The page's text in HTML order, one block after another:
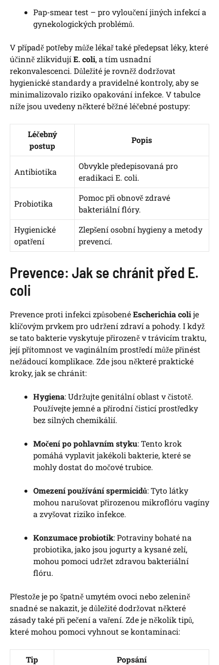
Pap-smear test – pro vyloučení jiných infekcí a
gynekologických problémů.
V případě potřeby může lékař také předepsat léky, které
účinně zlikvidujíE. coli, a tím usnadní
rekonvalescenci. Důležité je rovněž dodržovat
hygienické standardy a pravidelné kontroly, aby se
minimalizovalo riziko opakování infekce. V tabulce
níže jsou uvedeny některé běžné léčebné postupy:
Léčebný
postup
Popis
Antibiotika
Obvykle předepisovaná pro
eradikaci E. coli.
Probiotika
Pomoc při obnově zdravé
bakteriální flóry.
Hygienické
opatření
Zlepšení osobní hygieny a metody
prevencí.
Prevence: Jak se chránit před E.
coli
Prevence proti infekci způsobenéEscherichia colije
klíčovým prvkem pro udržení zdraví a pohody. I když
se tato bakterie vyskytuje přirozeně v trávicím traktu,
její přítomnost ve vaginálním prostředí může přinést
nežádoucí komplikace. Zde jsou některé praktické
kroky, jak se chránit:
Hygiena: Udržujte genitální oblast v čistotě.
Používejte jemné a přírodní čisticí prostředky
bez silných chemikálií.
Močení po pohlavním styku: Tento krok
pomáhá vyplavit jakékoli bakterie, které se
mohly dostat do močové trubice.
Omezení používání spermicidů: Tyto látky
mohou narušovat přirozenou mikroflóru vagíny
a zvyšovat riziko infekce.
Konzumace probiotik: Potraviny bohaté na
probiotika, jako jsou jogurty a kysané zelí,
mohou pomoci udržet zdravou bakteriální
flóru.
Přestože je po špatně umytém ovoci nebo zelenině
snadné se nakazit, je důležité dodržovat některé
zásady také při pečení a vaření. Zde je několik tipů,
které mohou pomoci vyhnout se kontaminaci:
Tip
Popsání